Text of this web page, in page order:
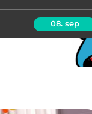
bland både barn
08. sep